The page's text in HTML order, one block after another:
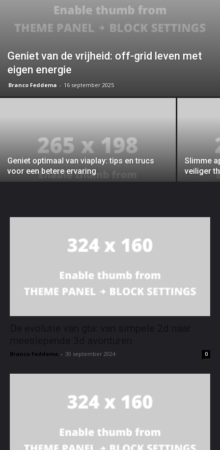
Geniet van de vrijheid: off-grid leven met
eigen energie
Branco Feddema - 16 september 2025
Geniet optimaal van viaplay: tips en trucs
voor een betere ervaring
Slimme
veiliger
Branco Feddema - 30 september 2024 0